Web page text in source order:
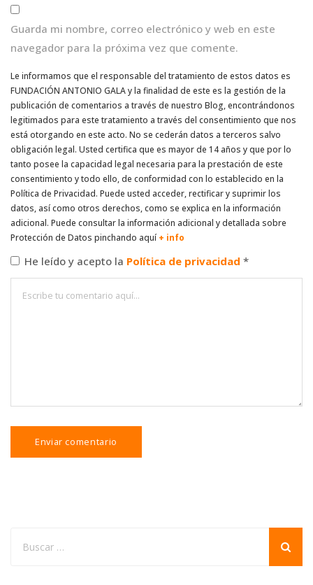
Guarda mi nombre, correo electrónico y web en este
navegador para la próxima vez que comente.
Le informamos que el responsable del tratamiento de estos datos es
FUNDACIÓN ANTONIO GALA y la finalidad de este es la gestión de la
publicación de comentarios a través de nuestro Blog, encontrándonos
legitimados para este tratamiento a través del consentimiento que nos
está otorgando en este acto. No se cederán datos a terceros salvo
obligación legal. Usted certifica que es mayor de 14 años y que por lo
tanto posee la capacidad legal necesaria para la prestación de este
consentimiento y todo ello, de conformidad con lo establecido en la
Política de Privacidad. Puede usted acceder, rectificar y suprimir los
datos, así como otros derechos, como se explica en la información
adicional. Puede consultar la información adicional y detallada sobre
Protección de Datos pinchando aquí + info
He leído y acepto la Política de privacidad *